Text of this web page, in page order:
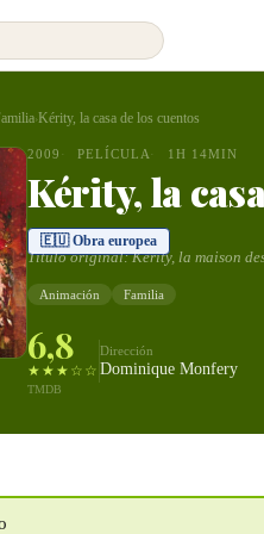
›Kérity, la casa de los cuentos
2009 PELÍCULA 1H 14MIN
Kérity, la
🇪🇺 Obra europea
Título original:Kérity, la maison
Animación Familia
6,8
★★★☆☆
TMDB
Dirección
Dominique Monfery